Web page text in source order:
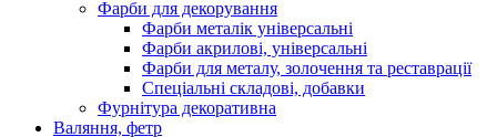
Фарби для декорування
Фарби металік універсальні
Фарби акрилові, універсальні
Фарби для металу, золочення та реставрації
Спеціальні складові, добавки
Фурнітура декоративна
Валяння, фетр